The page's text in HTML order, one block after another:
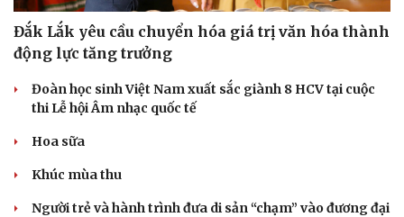
Đắk Lắk yêu cầu chuyển hóa giá trị văn hóa thành
động lực tăng trưởng
Đoàn học sinh Việt Nam xuất sắc giành 8 HCV tại cuộc
thi Lễ hội Âm nhạc quốc tế
Hoa sữa
Khúc mùa thu
Người trẻ và hành trình đưa di sản “chạm” vào đương đại